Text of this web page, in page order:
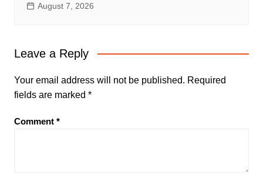
August 7, 2026
Leave a Reply
Your email address will not be published. Required
fields are marked *
Comment *